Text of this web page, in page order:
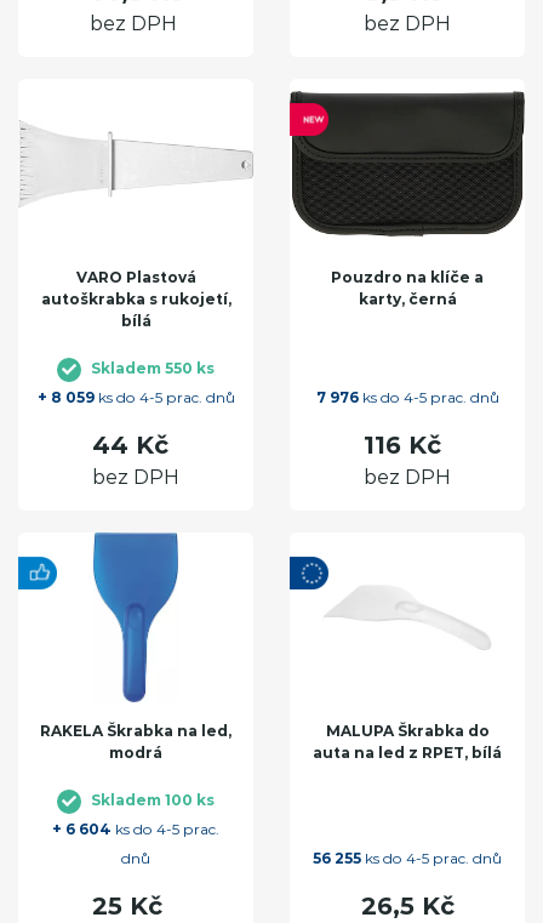
bez DPH bez DPH
VARO Plastová
autoškrabka s rukojetí,
bílá
Skladem 550 ks
+ 8 059ks do 4-5 prac. dnů
44 Kč
bez DPH
Pouzdro na klíče a
karty, černá
7 976ks do 4-5 prac. dnů
116 Kč
bez DPH
RAKELA Škrabka na led,
modrá
Skladem 100 ks
+ 6 604 ks do 4-5 prac.
dnů
25 Kč
MALUPA Škrabka do
auta na led z RPET, bílá
56 255 ks do 4-5 prac. dnů
26,5 Kč